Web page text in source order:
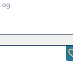
og